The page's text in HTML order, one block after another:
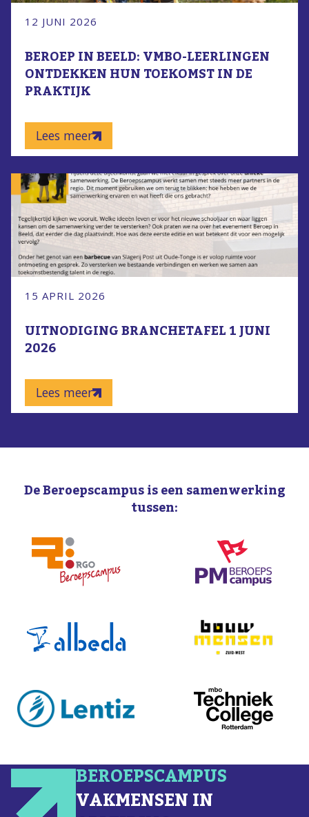
12 JUNI 2026
BEROEP IN BEELD: VMBO-LEERLINGEN
ONTDEKKEN HUN TOEKOMST IN DE
PRAKTIJK
Lees meer
15 APRIL 2026
UITNODIGING BRANCHETAFEL 1 JUNI
2026
Lees meer
De Beroepscampus is een samenwerking
tussen:
BEROEPSCAMPUS
VAKMENSEN IN